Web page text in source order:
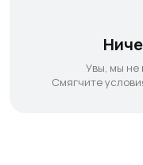
Увы, мы не
Смягчите